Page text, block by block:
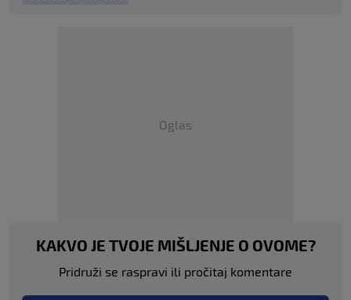
Oglas
KAKVO JE TVOJE MIŠLJENJE O OVOME?
Pridruži se raspravi ili pročitaj komentare